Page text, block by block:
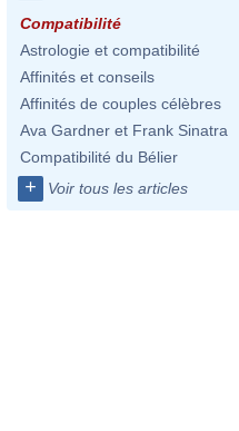
Compatibilité
Astrologie et compatibilité
Affinités et conseils
Affinités de couples célèbres
Ava Gardner et Frank Sinatra
Compatibilité du Bélier
+ Voir tous les articles